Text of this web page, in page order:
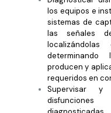
los equipos e
sistemas de
las señales
producen y
requeridos en
Supervisar